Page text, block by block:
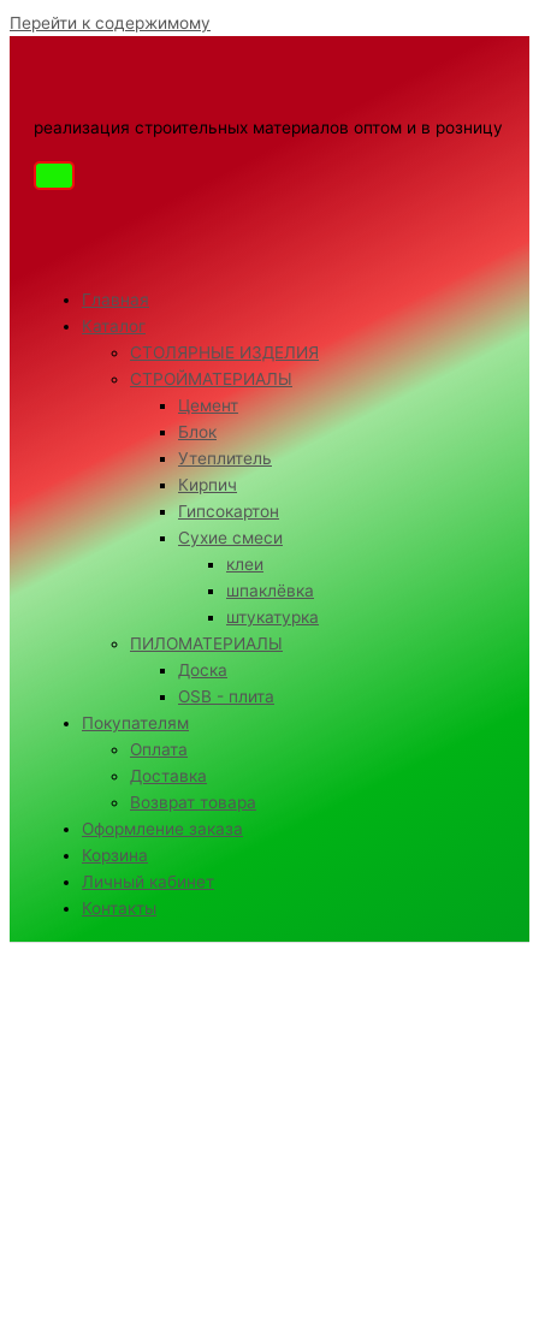
Перейти к содержимому
реализация строительных материалов оптом и в розницу
Главная
Каталог
СТОЛЯРНЫЕ ИЗДЕЛИЯ
СТРОЙМАТЕРИАЛЫ
Цемент
Блок
Утеплитель
Кирпич
Гипсокартон
Сухие смеси
клеи
шпаклёвка
штукатурка
ПИЛОМАТЕРИАЛЫ
Доска
OSB - плита
Покупателям
Оплата
Доставка
Возврат товара
Оформление заказа
Корзина
Личный кабинет
Контакты